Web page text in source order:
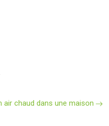
air chaud dans une maison